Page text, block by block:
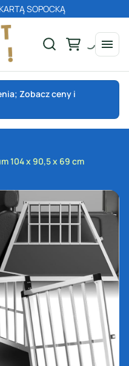
SOPOCKĄ
104 x 90,5 x 69 cm